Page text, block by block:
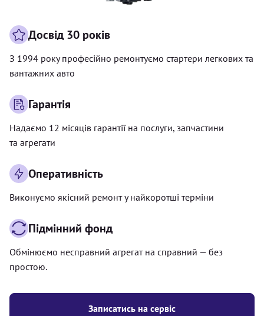
Записатись на сервіс
Досвід 30 років
З 1994 року професійно ремонтуємо стартери легкових та
вантажних авто
Гарантія
Надаємо 12 місяців гарантії на послуги, запчастини
та агрегати
Оперативність
Виконуємо якісний ремонт у найкоротші терміни
Підмінний фонд
Обмінюємо несправний агрегат на справний — без
простою.